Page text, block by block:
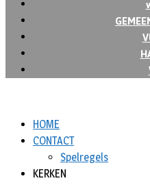
HOME
CONTACT
Spelregels
KERKEN